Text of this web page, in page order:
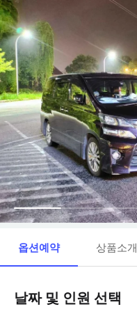
옵션예약 상품소개
날짜 및 인원 선택